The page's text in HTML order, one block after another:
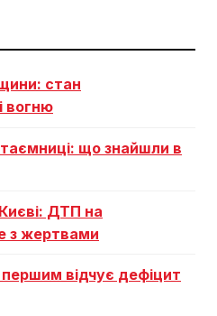
стан
вогню
що знайшли в
ДТП на
з жертвами
відчує дефіцит